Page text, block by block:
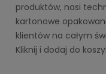
produktów, nasi
kartonowe
klientów na całym
Kliknij i dodaj do